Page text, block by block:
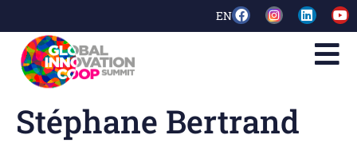
EN
Stéphane Bertrand